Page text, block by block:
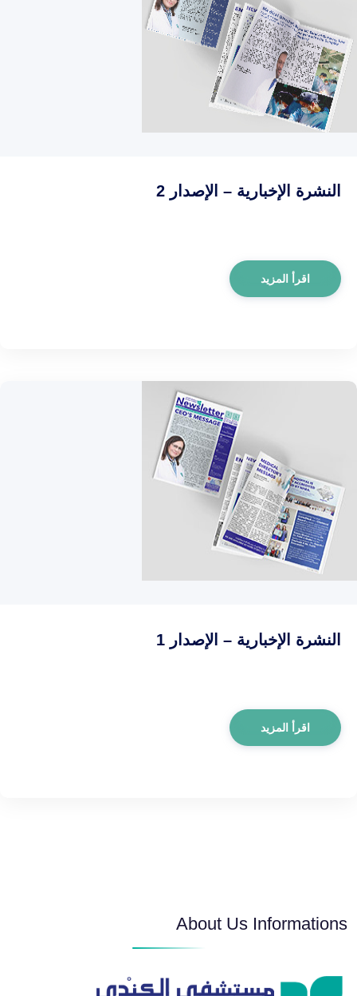
النشرة الإخبارية – الإصدار 2
اقرأ المزيد
النشرة الإخبارية – الإصدار 1
اقرأ المزيد
About Us Informations